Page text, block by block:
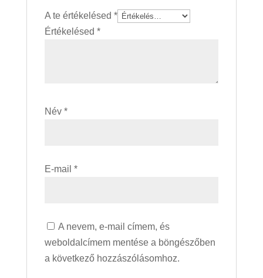
A te értékelésed *
Értékelésed *
Név *
E-mail *
A nevem, e-mail címem, és
weboldalcímem mentése a böngészőben
a következő hozzászólásomhoz.